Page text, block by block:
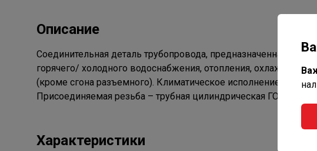
Описание
Соединительная деталь трубопровода, предназначенная
горячего/ холодного водоснабжения, отопления,
(кроме сгона разъемного). Климатическое исполнение по
Присоединяемая резьба – трубная цилиндрическая ГОСТ 6357.
Характеристики